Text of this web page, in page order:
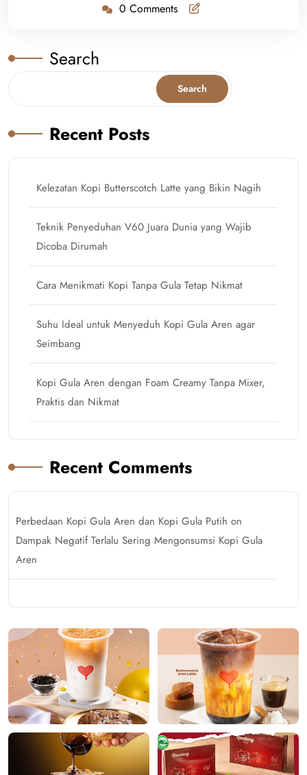
0 Comments
Search
Search
Recent Posts
Kelezatan Kopi Butterscotch Latte yang Bikin Nagih
Teknik Penyeduhan V60 Juara Dunia yang Wajib
Dicoba Dirumah
Cara Menikmati Kopi Tanpa Gula Tetap Nikmat
Suhu Ideal untuk Menyeduh Kopi Gula Aren agar
Seimbang
Kopi Gula Aren dengan Foam Creamy Tanpa Mixer,
Praktis dan Nikmat
Recent Comments
Perbedaan Kopi Gula Aren dan Kopi Gula Putih on
Dampak Negatif Terlalu Sering Mengonsumsi Kopi Gula
Aren